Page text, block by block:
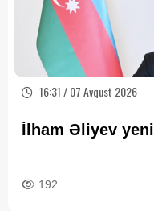
16:31 / 07 Avqust 2026
İlham Əliyev yeni
192